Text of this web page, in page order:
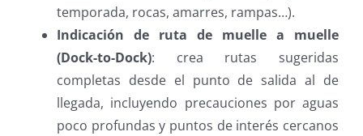
temporada, rocas, amarres, rampas…).
Indicación de ruta de muelle a muelle
(Dock-to-Dock): crea rutas sugeridas
completas desde el punto de salida al de
llegada, incluyendo precauciones por aguas
poco profundas y puntos de interés cercanos